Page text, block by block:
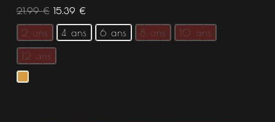
21.99€ 15.39 €
2 ans 4 ans 6 ans 8 ans 10 ans
12 ans